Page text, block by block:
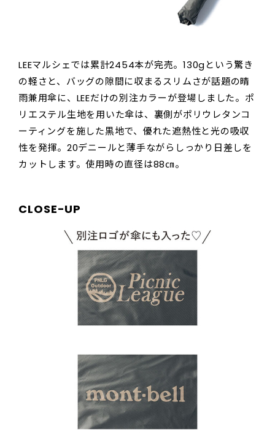
LEEマルシェでは累計2454本が完売。130gという驚き
の軽さと、バッグの隙間に収まるスリムさが話題の晴
雨兼用傘に、LEEだけの別注カラーが登場しました。ポ
リエステル生地を用いた傘は、裏側がポリウレタンコ
ーティングを施した黒地で、優れた遮熱性と光の吸収
性を発揮。20デニールと薄手ながらしっかり日差しを
カットします。使用時の直径は88㎝。
CLOSE-UP